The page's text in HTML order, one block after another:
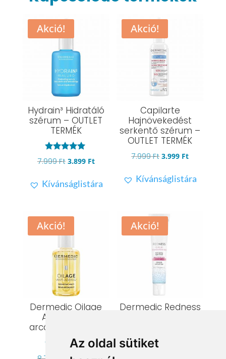
Az oldal sütiket
Akció!
Hydrain³ Hidratáló
szérum – OUTLET
TERMÉK
Értékelés:
5.00
7.999Ft Original
was:
3.899 FtCurrent
is:
Kívánságlistára
Akció!
Capilarte
Hajnövekedést
serkentő szérum –
OUTLET TERMÉK
7.999Ft Original
was:
3.999 FtCurrent
is:
Kívánságlistára
Akció!
Dermedic Oilage
Antioxidáns
arcápoló szérum
Akció!
Dermedic Redness
rozáceára hajlamos
bőrre – OUTLET